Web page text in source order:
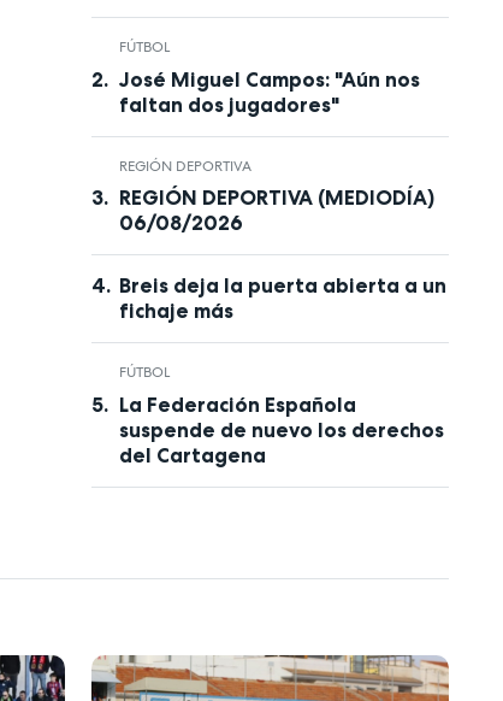
FÚTBOL
José Miguel Campos: "Aún nos
faltan dos jugadores"
REGIÓN DEPORTIVA
REGIÓN DEPORTIVA (MEDIODÍA)
06/08/2026
Breis deja la puerta abierta a un
fichaje más
FÚTBOL
La Federación Española
suspende de nuevo los derechos
del Cartagena